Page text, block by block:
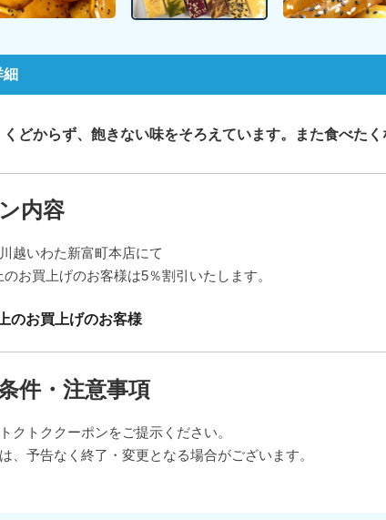
どからず、飽きない味をそろえています。また食べたく
内容
越いわた新富町本店にて
のお買上げのお客様は5％割引いたします。
のお買上げのお客様
件・注意事項
クトククーポンをご提示ください。
、予告なく終了・変更となる場合がございます。